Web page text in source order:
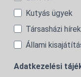
Kutyás ügyek
Társasházi hírek
Állami
Adatkezelési